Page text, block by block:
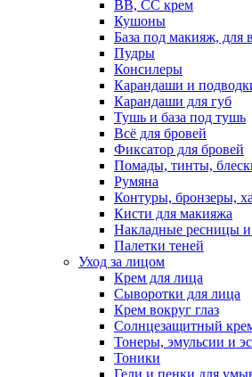
BB, CC крем
Кушоны
База под макияж, для
Пудры
Консилеры
Карандаши и
Карандаши для губ
Тушь и база под тушь
Всё для бровей
Фиксатор для бровей
Помады, тинты,
Румяна
Контуры, бронзеры,
Кисти для макияжа
Накладные ресницы
Палетки теней
Уход за лицом
Крем для лица
Сыворотки для лица
Крем вокруг глаз
Солнцезащитный
Тонеры, эмульсии и
Тоники
Гели и пенки для